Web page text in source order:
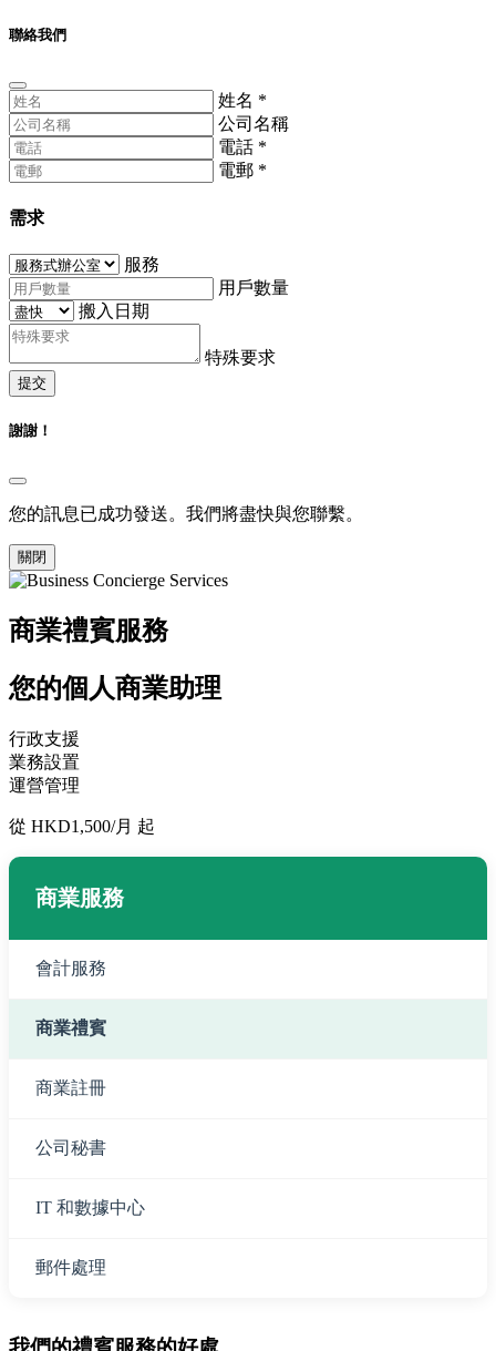
聯絡我們
姓名 *
公司名稱
電話 *
電郵 *
需求
服務
用戶數量
搬入日期
特殊要求
提交
謝謝！
您的訊息已成功發送。我們將盡快與您聯繫。
關閉
商業禮賓服務
您的個人商業助理
行政支援
業務設置
運營管理
從 HKD1,500/月 起
商業服務
會計服務
商業禮賓
商業註冊
公司秘書
IT 和數據中心
郵件處理